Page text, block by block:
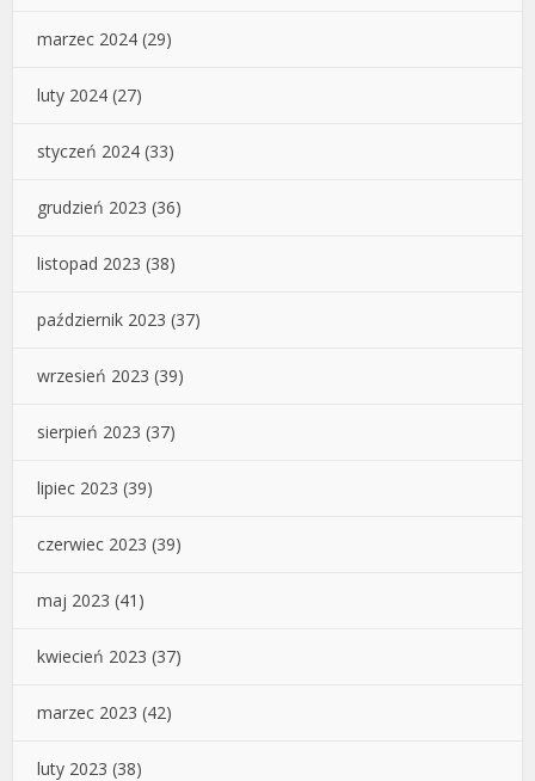
marzec 2024 (29)
luty 2024 (27)
styczeń 2024 (33)
grudzień 2023 (36)
listopad 2023 (38)
październik 2023 (37)
wrzesień 2023 (39)
sierpień 2023 (37)
lipiec 2023 (39)
czerwiec 2023 (39)
maj 2023 (41)
kwiecień 2023 (37)
marzec 2023 (42)
luty 2023 (38)